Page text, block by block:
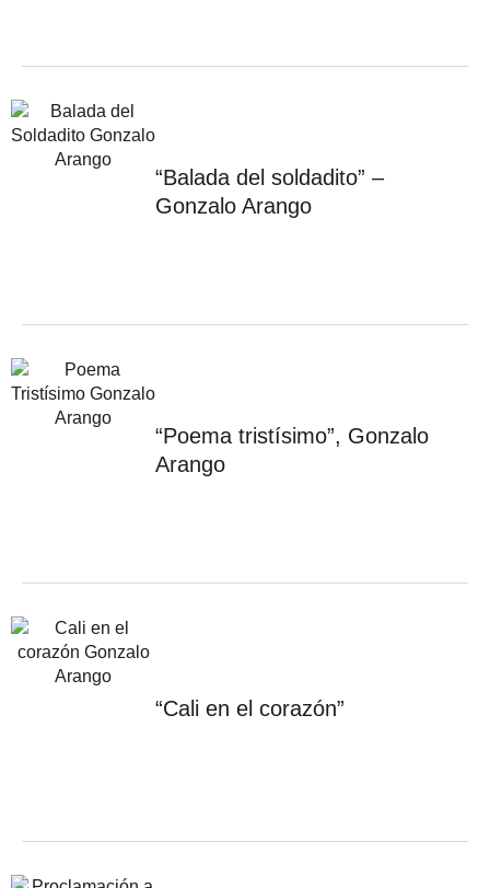
“Balada del soldadito” –
Gonzalo Arango
“Poema tristísimo”, Gonzalo
Arango
“Cali en el corazón”